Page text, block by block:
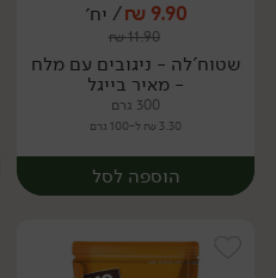
יח׳
9.90
₪/ יח׳
11.90
₪
שטוח'לה - ניגובים עם מלח
- מאיר בייגל
300 גרם
3.30 ₪ ל-100 גרם
הוספה לסל